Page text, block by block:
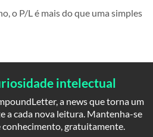
o P/L é mais do que uma simples
intelectual
a news que torna um
a cada nova leitura. Mantenha-se
gratuitamente.